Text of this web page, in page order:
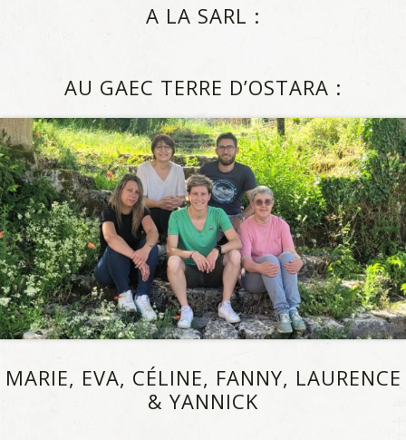
A LA SARL :
AU GAEC TERRE D’OSTARA :
MARIE, EVA, CÉLINE, FANNY, LAURENCE
& YANNICK